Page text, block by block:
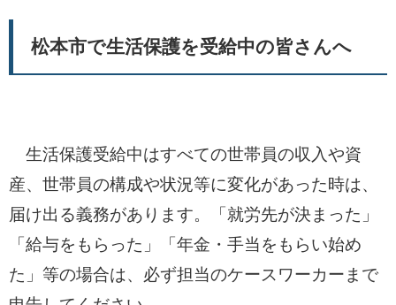
松本市で生活保護を受給中の皆さんへ​
生活保護受給中はすべての世帯員の収入や資
産、世帯員の構成や状況等に変化があった時は、
届け出る義務があります。「就労先が決まった」
「給与をもらった」「年金・手当をもらい始め
た」等の場合は、必ず担当のケースワーカーまで